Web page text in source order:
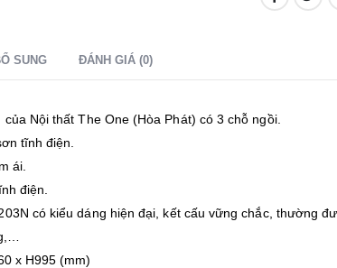
SUNG ĐÁNH GIÁ (0)
Nội thất The One (Hòa Phát) có 3 chỗ ngồi.
tĩnh điện.
ái.
điện.
có kiểu dáng hiện đại, kết cấu vững chắc, thường
x H995 (mm)